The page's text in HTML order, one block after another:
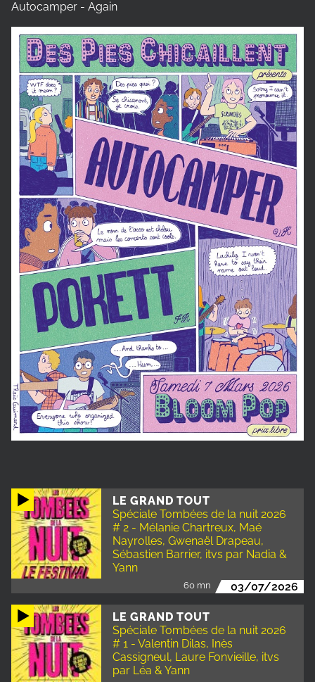
LE GRAND TOUT
Spéciale Tombées de la nuit 2026
# 2 - Mélanie Chartreux, Maé
Nayrolles, Gwenaël Drapeau,
Sébastien Barrier, itvs par Nadia &
Yann
60 mn 03/07/2026
LE GRAND TOUT
Spéciale Tombées de la nuit 2026
# 1 - Valentin Dilas, Inès
Cassigneul, Laure Fonvieille, itvs
par Léa & Yann
Autocamper - Again